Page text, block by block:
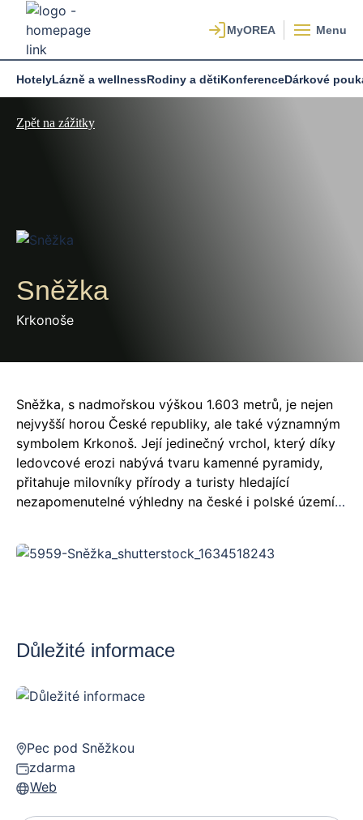
Menu
HotelyLázně a wellnessRodiny a dětiKonferenceDárkové
Zpět na zážitky
Sněžka
Krkonoše
Sněžka, s nadmořskou výškou 1.603 metrů, je nejen
nejvyšší horou České republiky, ale také významným
symbolem Krkonoš. Její jedinečný vrchol, který díky
ledovcové erozi nabývá tvaru kamenné pyramidy,
přitahuje milovníky přírody a turisty hledající
nezapomenutelné výhledny na české i polské území.
Vavřince, která je zde od roku 1665, polskou boudu
s meteorologickou stanicí z roku 1976 a novou
Důležité informace
Pec pod Sněžkou
zdarma
Web